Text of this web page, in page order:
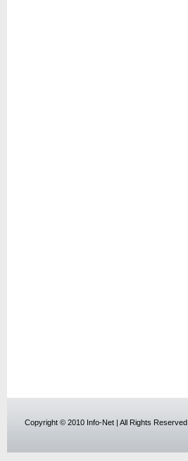
Copyright © 2010 Info-Net | All Rights Reserved